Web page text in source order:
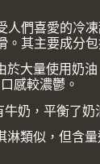
人們喜愛的冷
。其主要成分包
於大量使用奶
感較濃鬱。
牛奶，平衡了奶
淋類似，但含